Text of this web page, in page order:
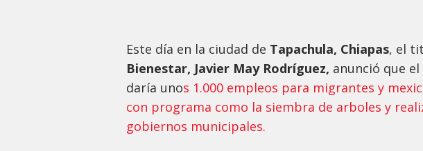
Este día en la ciudad de Tapachula, Chiapas, el
Bienestar, Javier May Rodríguez, anunció que
daría unos 1.000 empleos para migrantes y
con programa como la siembra de arboles y
gobiernos municipales.